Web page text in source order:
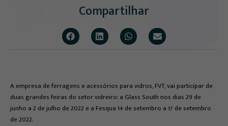
Compartilhar
A empresa de ferragens e acessórios para vidros, FVT, vai participar de
duas grandes feiras do setor vidreiro: a Glass South nos dias 29 de
junho a 2 de julho de 2022 e a Fesqua 14 de setembro a 17 de setembro
de 2022.